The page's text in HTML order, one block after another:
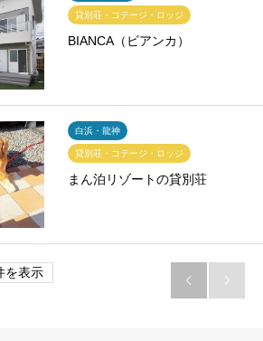
貸別荘・コテージ・ロッジ
BIANCA（ビアンカ）
白浜・龍神
貸別荘・コテージ・ロッジ
まん泊リゾートの貸別荘
を表示
 